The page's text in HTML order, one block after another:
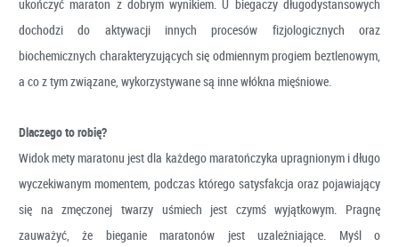
ukończyć maraton z dobrym wynikiem. U biegaczy długodystansowych
dochodzi do aktywacji innych procesów fizjologicznych oraz
biochemicznych charakteryzujących się odmiennym progiem beztlenowym,
a co z tym związane, wykorzystywane są inne włókna mięśniowe.
Dlaczego to robię?
Widok mety maratonu jest dla każdego maratończyka upragnionym i długo
wyczekiwanym momentem, podczas którego satysfakcja oraz pojawiający
się na zmęczonej twarzy uśmiech jest czymśwyjątkowym. Pragnę
zauważyć, że bieganie maratonów jest uzależniające. Myśl o